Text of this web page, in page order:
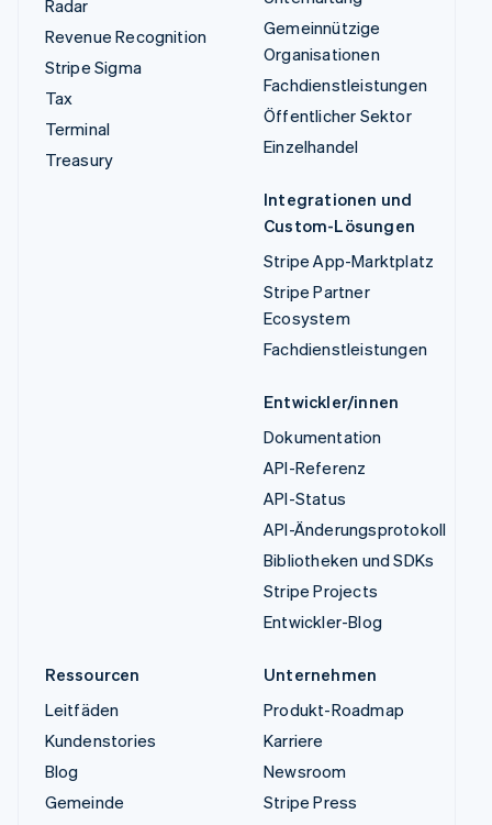
Radar
Revenue Recognition
Stripe Sigma
Tax
Terminal
Treasury
Gemeinnützige
Organisationen
Fachdienstleistungen
Öffentlicher Sektor
Einzelhandel
Integrationen und
Custom-Lösungen
Stripe App-Marktplatz
Stripe Partner
Ecosystem
Fachdienstleistungen
Entwickler/innen
Dokumentation
API-Referenz
API-Status
API-Änderungsprotokoll
Bibliotheken und SDKs
Stripe Projects
Entwickler-Blog
Ressourcen
Leitfäden
Kundenstories
Blog
Gemeinde
Unternehmen
Produkt-Roadmap
Karriere
Newsroom
Stripe Press